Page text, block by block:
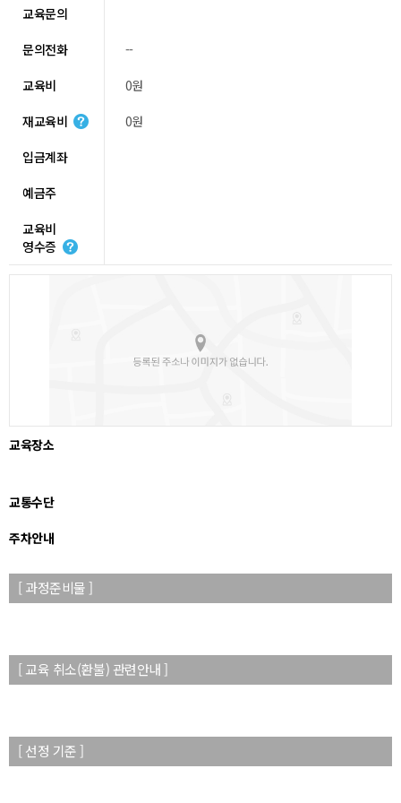
교육문의
문의전화
--
교육비
0원
재교육비
0원
입금계좌
예금주
교육비
영수증
교육장소
교통수단
주차안내
[ 과정준비물 ]
[ 교육 취소(환불) 관련안내 ]
[ 선정 기준 ]